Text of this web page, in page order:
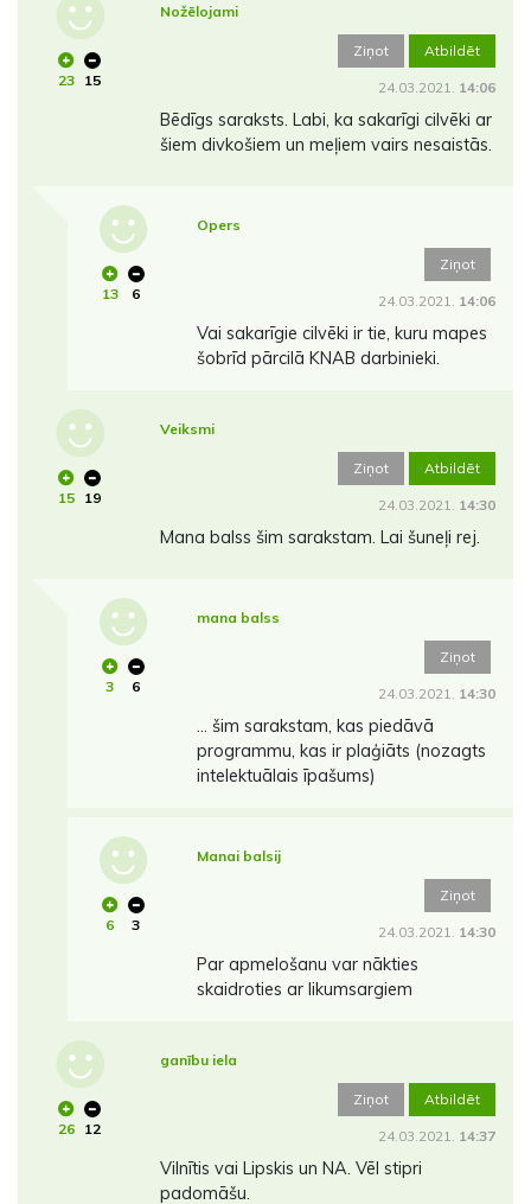
23 15
Nožēlojami
Ziņot Atbildēt
24.03.2021. 14:06
Bēdīgs saraksts. Labi, ka sakarīgi cilvēki ar
šiem divkošiem un meļiem vairs nesaistās.
13 6
Opers
Ziņot
24.03.2021. 14:06
Vai sakarīgie cilvēki ir tie, kuru mapes
šobrīd pārcilā KNAB darbinieki.
15 19
Veiksmi
Ziņot Atbildēt
24.03.2021. 14:30
Mana balss šim sarakstam. Lai šuneļi rej.
3 6
mana balss
Ziņot
24.03.2021. 14:30
... šim sarakstam, kas piedāvā
programmu, kas ir plaģiāts (nozagts
intelektuālais īpašums)
6 3
Manai balsij
Ziņot
24.03.2021. 14:30
Par apmelošanu var nākties
skaidroties ar likumsargiem
26 12
ganību iela
Ziņot Atbildēt
24.03.2021. 14:37
Vilnītis vai Lipskis un NA. Vēl stipri
padomāšu.